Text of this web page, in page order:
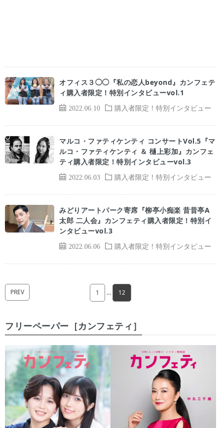
2022.06.10 購入者限定！特別インタビュー
オフィス３◯◯『私の恋人beyond』カンフェテ
ィ購入者限定！特別インタビューvol.1
2022.06.03 購入者限定！特別インタビュー
マルコ・ファティケンティ コンサートVol.5『マ
ルコ・ファティケンティ ＆ 樋上彩加』カンフェ
ティ購入者限定！特別インタビューvol.3
2022.06.06 購入者限定！特別インタビュー
みどりアートパーク寄席『柳亭小痴楽 昔昔亭A
太郎 二人会』カンフェティ購入者限定！特別イ
ンタビューvol.3
PREV 1 … 12
フリーペーパー［カンフェティ］